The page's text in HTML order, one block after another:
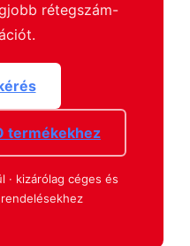
rétegszám-
termékekhez
· kizárólag céges és